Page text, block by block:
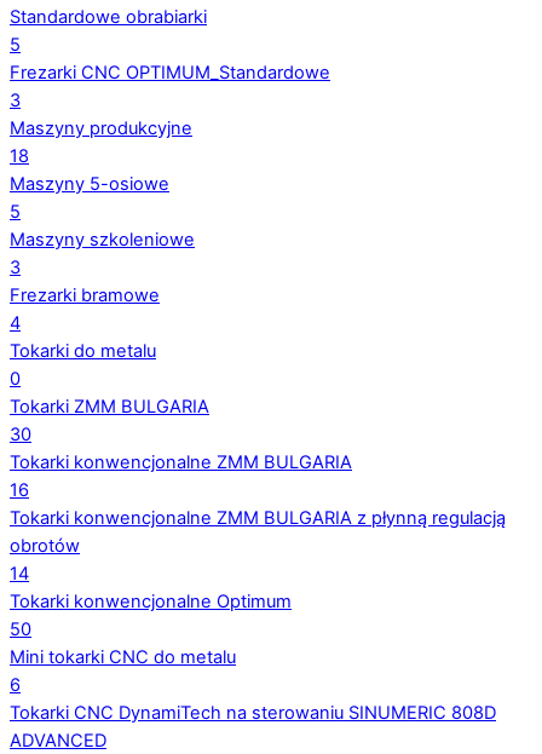
Standardowe obrabiarki
5
Frezarki CNC OPTIMUM_Standardowe
3
Maszyny produkcyjne
18
Maszyny 5-osiowe
5
Maszyny szkoleniowe
3
Frezarki bramowe
4
Tokarki do metalu
0
Tokarki ZMM BULGARIA
30
Tokarki konwencjonalne ZMM BULGARIA
16
Tokarki konwencjonalne ZMM BULGARIA z płynną regulacją
obrotów
14
Tokarki konwencjonalne Optimum
50
Mini tokarki CNC do metalu
6
Tokarki CNC DynamiTech na sterowaniu SINUMERIC 808D
ADVANCED